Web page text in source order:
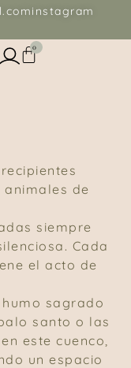
instagram
0
de
siempre
Cada
el acto de
sagrado
santo o las
este cuenco,
un espacio